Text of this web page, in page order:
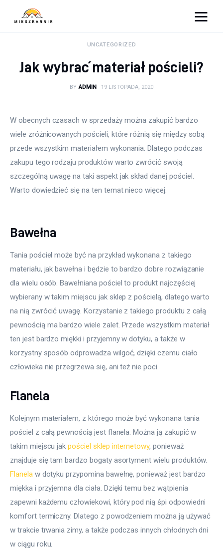
Sypialnia
Łazienka
Kuchnia
Ogród
Salon
UNCATEGORIZED
Jak wybrać materiał pościeli?
BY ADMIN 19 LISTOPADA, 2020
W obecnych czasach w sprzedaży można zakupić bardzo
wiele zróżnicowanych pościeli, które różnią się między sobą
przede wszystkim materiałem wykonania. Dlatego podczas
zakupu tego rodzaju produktów warto zwrócić swoją
szczególną uwagę na taki aspekt jak skład danej pościel.
Warto dowiedzieć się na ten temat nieco więcej.
Bawełna
Tania pościel może być na przykład wykonana z takiego
materiału, jak bawełna i będzie to bardzo dobre rozwiązanie
dla wielu osób. Bawełniana pościel to produkt najczęściej
wybierany w takim miejscu jak sklep z pościelą, dlatego warto
na nią zwrócić uwagę. Korzystanie z takiego produktu z całą
pewnością ma bardzo wiele zalet. Przede wszystkim materiał
ten jest bardzo miękki i przyjemny w dotyku, a także w
korzystny sposób odprowadza wilgoć, dzięki czemu ciało
człowieka nie przegrzewa się, ani też nie poci.
Flanela
Kolejnym materiałem, z którego może być wykonana tania
pościel z całą pewnością jest flanela. Można ją zakupić w
takim miejscu jak pościel sklep internetowy, ponieważ
znajduje się tam bardzo bogaty asortyment wielu produktów.
Flanela w dotyku przypomina bawełnę, ponieważ jest bardzo
miękka i przyjemna dla ciała. Dzięki temu bez wątpienia
zapewni każdemu człowiekowi, który pod nią śpi odpowiedni
komfort termiczny. Dlatego z powodzeniem można ją używać
w trakcie trwania zimy, a także podczas innych chłodnych dni
w ciągu roku.